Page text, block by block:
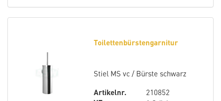
Toilettenbürstengarnitur
Stiel MS vc / Bürste schwarz
Artikelnr.
210852